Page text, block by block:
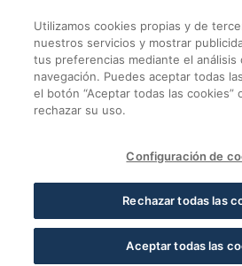
Eduardo
Volver a noticias Fundación
5 MIN LECTURA
Eduardo Pastor
Caridad y reafirma
Utilizamos cookies propias y de
nuestros servicios y mostrar
tus preferencias mediante el análisis
navegación. Puedes aceptar todas
el botón “Aceptar todas las cookies”
rechazar su uso.
Configuración de
Rechazar todas las
Aceptar todas las